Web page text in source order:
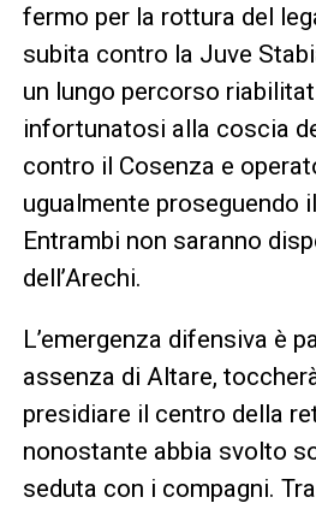
fermo per la rottura del
subita contro la Juve
un lungo percorso
infortunatosi alla coscia
contro il Cosenza e
ugualmente proseguendo
Entrambi non saranno
dell’Arechi.
L’emergenza difensiva è
assenza di Altare,
presidiare il centro della
nonostante abbia svolto
seduta con i compagni.